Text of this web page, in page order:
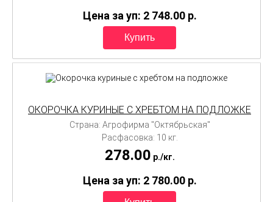
Цена за уп: 2 748.00 p.
ОКОРОЧКА КУРИНЫЕ С ХРЕБТОМ НА ПОДЛОЖКЕ
Страна: Агрофирма "Октябрьская"
Расфасовка: 10 кг.
278.00 p./кг.
Цена за уп: 2 780.00 p.